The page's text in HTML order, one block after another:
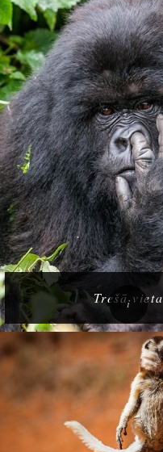
Trešā vieta